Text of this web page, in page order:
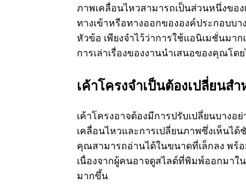
ภาพเคลื่อนไหวสามารถเป็นส่วนหนึ่งขอ
ทางเข้าหรือทางออกขององค์ประกอบบา
หัวข้อ เพียงจําไว้ว่าการใช้แอนิเมชั่นมา
การเล่าเรื่องของงานนําเสนอของคุณโ
เค้าโครงจําเป็นต้องเปลี่ยนสํ
เค้าโครงอาจต้องมีการปรับเปลี่ยนบาง
เคลื่อนไหวและการเปลี่ยนภาพซึ่งเห็นไ
คุณสามารถอ่านได้ในขนาดที่เล็กลง พร้
เนื่องจากผู้คนอาจดูสไลด์ที่พิมพ์ออกมา
มากขึ้น